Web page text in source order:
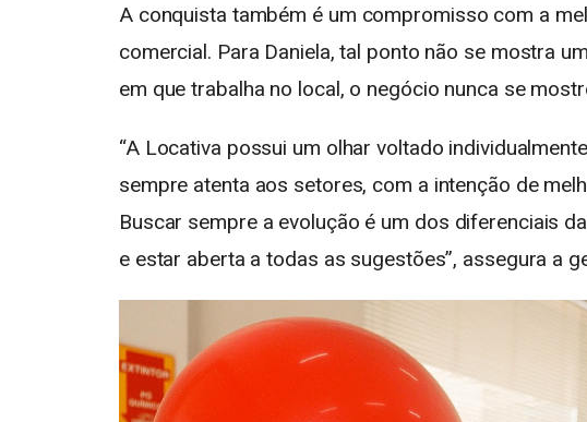
A conquista também é um compromisso com a
comercial. Para Daniela, tal ponto não se mostra
em que trabalha no local, o negócio nunca se
“A Locativa possui um olhar voltado
sempre atenta aos setores, com a intenção de
Buscar sempre a evolução é um dos diferenciais
e estar aberta a todas as sugestões”, assegura a